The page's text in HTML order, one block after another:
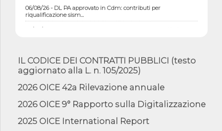
06/08/26 - DL PA approvato in Cdm: contributi per
riqualificazione sism...
06/08/26 - CdM: approvato il d.lgs. di adeguamento all’AI Act in
05/08/26 - DL Infrastrutture e PNRR è legge: approvata oggi la
fiducia...
05/08/26 - Focus OICE sul DDL di riforma della responsabilità
2 s...
IL CODICE DEI CONTRATTI PUBBLICI (testo
aggiornato alla L. n. 105/2025)
2026 OICE 42a Rilevazione annuale
2026 OICE 9° Rapporto sulla Digitalizzazione
2025 OICE International Report